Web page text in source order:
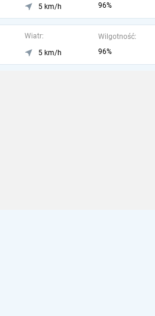
5 km/h
96%
Wiatr:
5 km/h
Wilgotność:
96%